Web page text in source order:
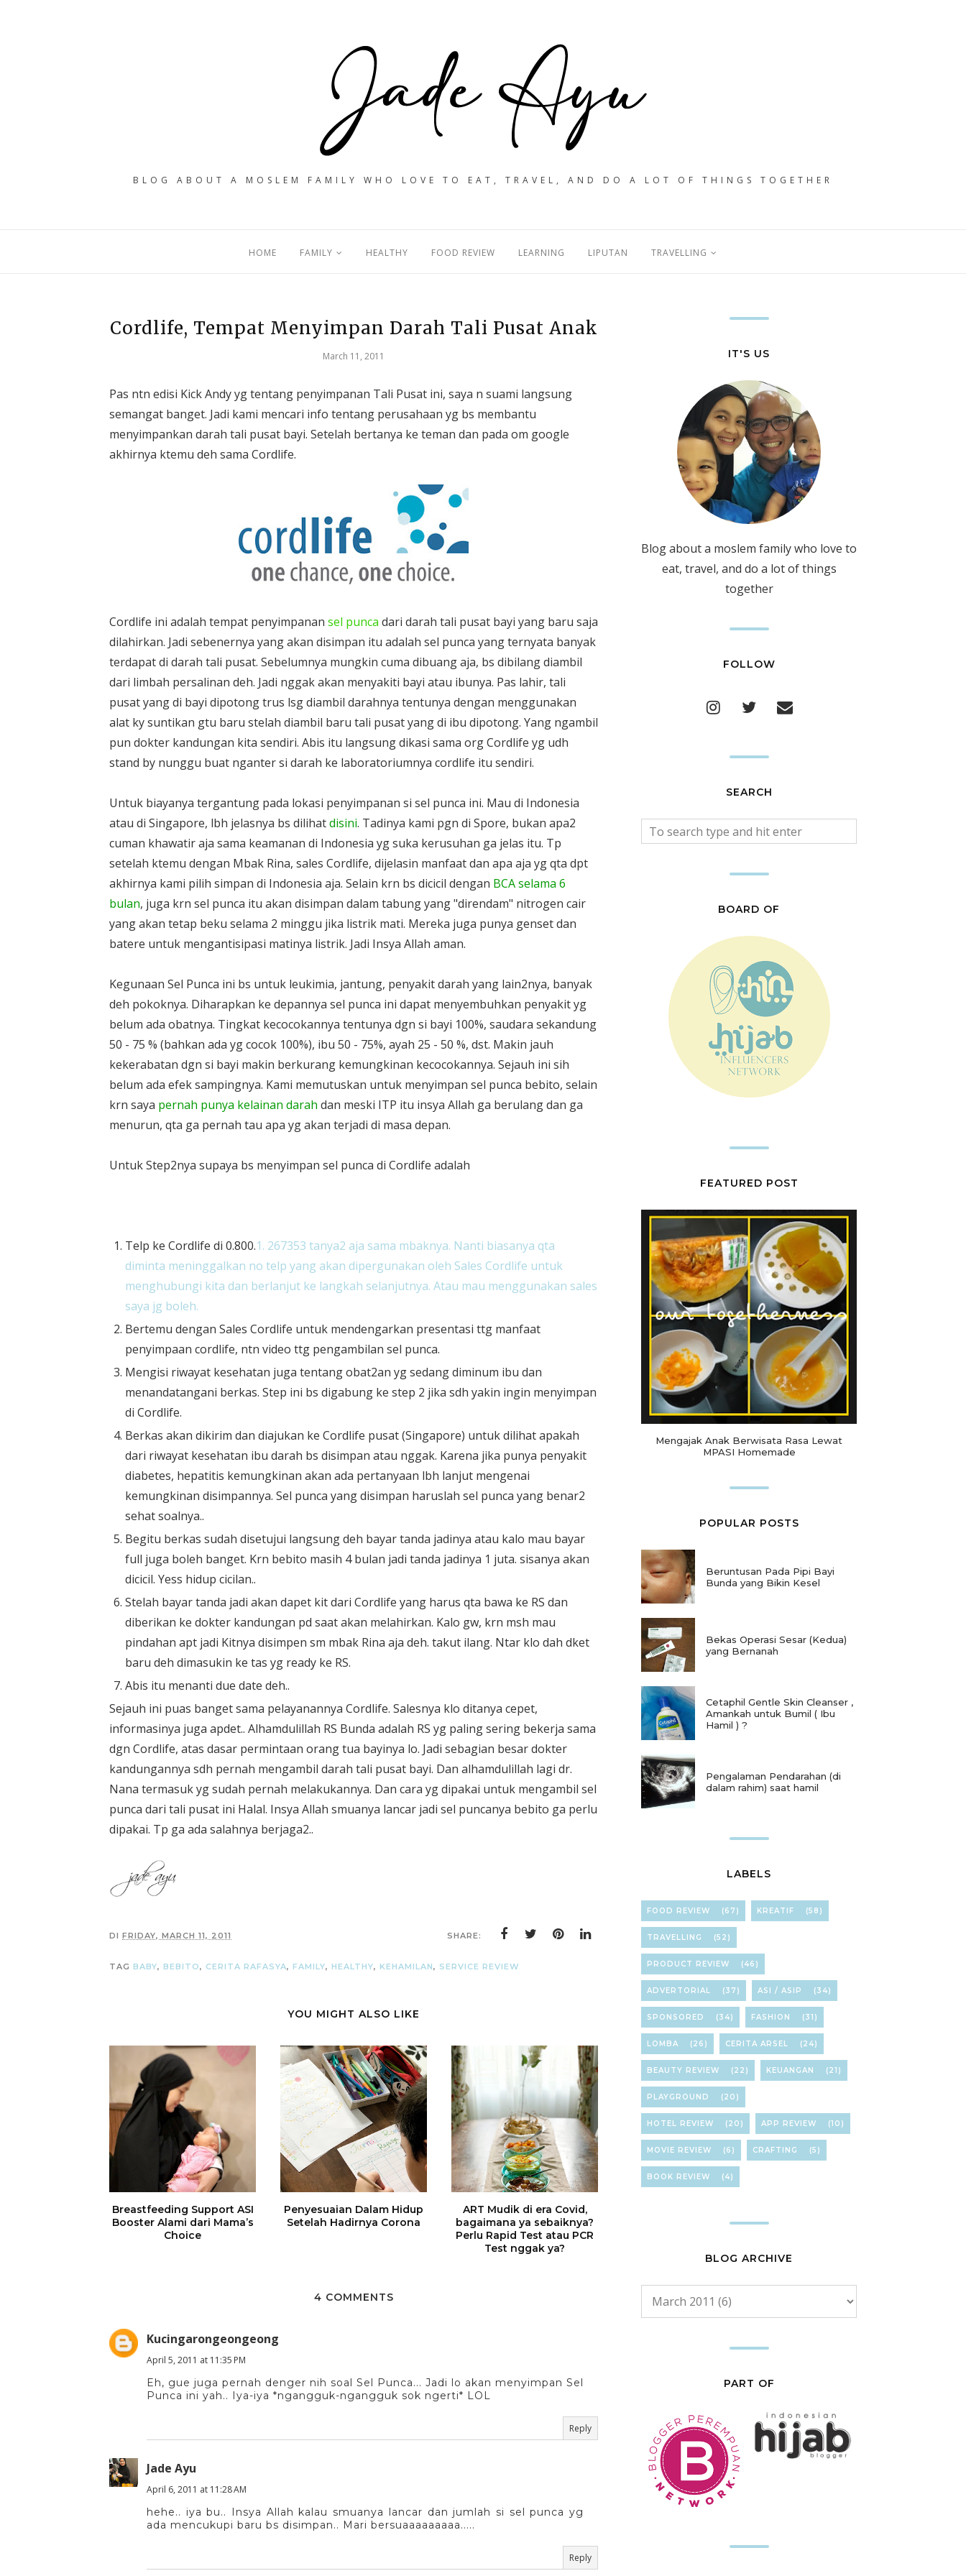
BLOG ABOUT A MOSLEM FAMILY WHO LOVE TO EAT, TRAVEL, AND DO A LOT OF THINGS TOGETHER
HOME FAMILY HEALTHY FOOD REVIEW LEARNING LIPUTAN TRAVELLING
Cordlife, Tempat Menyimpan Darah Tali Pusat Anak
March 11, 2011
Pas ntn edisi Kick Andy yg tentang penyimpanan Tali Pusat ini, saya n suami langsung
semangat banget. Jadi kami mencari info tentang perusahaan yg bs membantu
menyimpankan darah tali pusat bayi. Setelah bertanya ke teman dan pada om google
akhirnya ktemu deh sama Cordlife.
Cordlife ini adalah tempat penyimpanan sel punca dari darah tali pusat bayi yang baru saja
dilahirkan. Jadi sebenernya yang akan disimpan itu adalah sel punca yang ternyata banyak
terdapat di darah tali pusat. Sebelumnya mungkin cuma dibuang aja, bs dibilang diambil
dari limbah persalinan deh. Jadi nggak akan menyakiti bayi atau ibunya. Pas lahir, tali
pusat yang di bayi dipotong trus lsg diambil darahnya tentunya dengan menggunakan
alat ky suntikan gtu baru stelah diambil baru tali pusat yang di ibu dipotong. Yang ngambil
pun dokter kandungan kita sendiri. Abis itu langsung dikasi sama org Cordlife yg udh
stand by nunggu buat nganter si darah ke laboratoriumnya cordlife itu sendiri.
Untuk biayanya tergantung pada lokasi penyimpanan si sel punca ini. Mau di Indonesia
atau di Singapore, lbh jelasnya bs dilihatdisini. Tadinya kami pgn di Spore, bukan apa2
cuman khawatir aja sama keamanan di Indonesia yg suka kerusuhan ga jelas itu. Tp
setelah ktemu dengan Mbak Rina, sales Cordlife, dijelasin manfaat dan apa aja yg qta dpt
akhirnya kami pilih simpan di Indonesia aja. Selain krn bs dicicil dengan BCA selama 6
bulan, juga krn sel punca itu akan disimpan dalam tabung yang "direndam" nitrogen cair
yang akan tetap beku selama 2 minggu jika listrik mati. Mereka juga punya genset dan
batere untuk mengantisipasi matinya listrik. Jadi Insya Allah aman.
Kegunaan Sel Punca ini bs untuk leukimia, jantung, penyakit darah yang lain2nya, banyak
deh pokoknya. Diharapkan ke depannya sel punca ini dapat menyembuhkan penyakit yg
belum ada obatnya. Tingkat kecocokannya tentunya dgn si bayi 100%, saudara sekandung
50 - 75 % (bahkan ada yg cocok 100%), ibu 50 - 75%, ayah 25 - 50 %, dst. Makin jauh
kekerabatan dgn si bayi makin berkurang kemungkinan kecocokannya. Sejauh ini sih
belum ada efek sampingnya. Kami memutuskan untuk menyimpan sel punca bebito, selain
krn saya pernah punya kelainan darah dan meski ITP itu insya Allah ga berulang dan ga
menurun, qta ga pernah tau apa yg akan terjadi di masa depan.
Untuk Step2nya supaya bs menyimpan sel punca di Cordlife adalah
Telp ke Cordlife di 0.800.1. 267353tanya2 aja sama mbaknya. Nanti biasanya qta
diminta meninggalkan no telp yang akan dipergunakan oleh Sales Cordlife untuk
menghubungi kita dan berlanjut ke langkah selanjutnya. Atau mau menggunakan sales
saya jg boleh.
Bertemu dengan Sales Cordlife untuk mendengarkan presentasi ttg manfaat
penyimpaan cordlife, ntn video ttg pengambilan sel punca.
Mengisi riwayat kesehatan juga tentang obat2an yg sedang diminum ibu dan
menandatangani berkas. Step ini bs digabung ke step 2 jika sdh yakin ingin menyimpan
di Cordlife.
Berkas akan dikirim dan diajukan ke Cordlife pusat (Singapore) untuk dilihat apakah
dari riwayat kesehatan ibu darah bs disimpan atau nggak. Karena jika punya penyakit
diabetes, hepatitis kemungkinan akan ada pertanyaan lbh lanjut mengenai
kemungkinan disimpannya. Sel punca yang disimpan haruslah sel punca yang benar2
sehat soalnya..
Begitu berkas sudah disetujui langsung deh bayar tanda jadinya atau kalo mau bayar
full juga boleh banget. Krn bebito masih 4 bulan jadi tanda jadinya 1 juta. sisanya akan
dicicil. Yess hidup cicilan..
Stelah bayar tanda jadi akan dapet kit dari Cordlife yang harus qta bawa ke RS dan
diberikan ke dokter kandungan pd saat akan melahirkan. Kalo gw, krn msh mau
pindahan apt jadi Kitnya disimpen sm mbak Rina aja deh. takut ilang. Ntar klo dah dket
baru deh dimasukin ke tas yg ready ke RS.
Abis itu menanti due date deh..
Sejauh ini puas banget sama pelayanannya Cordlife. Salesnya klo ditanya cepet,
informasinya juga apdet.. Alhamdulillah RS Bunda adalah RS yg paling sering bekerja sama
dgn Cordlife, atas dasar permintaan orang tua bayinya lo. Jadi sebagian besar dokter
kandungannya sdh pernah mengambil darah tali pusat bayi. Dan alhamdulillah lagi dr.
Nana termasuk yg sudah pernah melakukannya. Dan cara yg dipakai untuk mengambil sel
punca dari tali pusat ini Halal. Insya Allah smuanya lancar jadi sel puncanya bebito ga perlu
dipakai. Tp ga ada salahnya berjaga2..
DI FRIDAY, MARCH 11, 2011 SHARE:
TAG BABY, BEBITO, CERITA RAFASYA, FAMILY, HEALTHY, KEHAMILAN, SERVICE REVIEW
YOU MIGHT ALSO LIKE
Breastfeeding Support ASI
Booster Alami dari Mama’s
Choice
Penyesuaian Dalam Hidup
Setelah Hadirnya Corona
ART Mudik di era Covid,
bagaimana ya sebaiknya?
Perlu Rapid Test atau PCR
Test nggak ya?
4 COMMENTS
Kucingarongeongeong
April 5, 2011 at 11:35 PM
Eh, gue juga pernah denger nih soal Sel Punca... Jadi lo akan menyimpan Sel
Punca ini yah.. Iya-iya *ngangguk-ngangguk sok ngerti* LOL
Reply
Jade Ayu
April 6, 2011 at 11:28 AM
hehe.. iya bu.. Insya Allah kalau smuanya lancar dan jumlah si sel punca yg
ada mencukupi baru bs disimpan.. Mari bersuaaaaaaaaa.....
Reply
IT'S US
Blog about a moslem family who love to
eat, travel, and do a lot of things
together
FOLLOW
SEARCH
BOARD OF
FEATURED POST
Mengajak Anak Berwisata Rasa Lewat
MPASI Homemade
POPULAR POSTS
Beruntusan Pada Pipi Bayi
Bunda yang Bikin Kesel
Bekas Operasi Sesar (Kedua)
yang Bernanah
Cetaphil Gentle Skin Cleanser ,
Amankah untuk Bumil ( Ibu
Hamil ) ?
Pengalaman Pendarahan (di
dalam rahim) saat hamil
LABELS
FOOD REVIEW (67) KREATIF (58)
TRAVELLING (52)
PRODUCT REVIEW (46)
ADVERTORIAL (37) ASI / ASIP (34)
SPONSORED (34) FASHION (31)
LOMBA (26) CERITA ARSEL (24)
BEAUTY REVIEW (22) KEUANGAN (21)
PLAYGROUND (20)
HOTEL REVIEW (20) APP REVIEW (10)
MOVIE REVIEW (6) CRAFTING (5)
BOOK REVIEW (4)
BLOG ARCHIVE
PART OF